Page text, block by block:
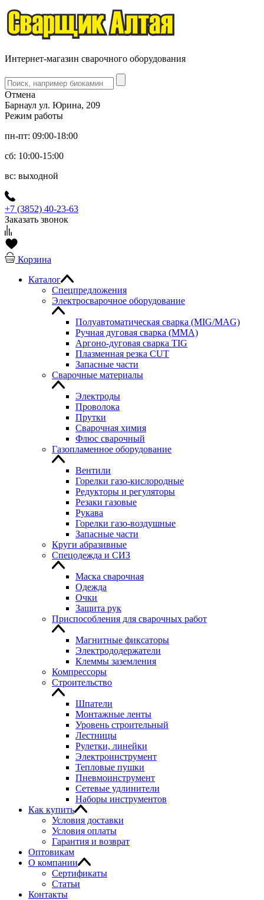
Интернет-магазин сварочного оборудования
Отмена
Барнаул ул. Юрина, 209
Режим работы
пн-пт: 09:00-18:00
сб: 10:00-15:00
вс: выходной
+7 (3852) 40-23-63
Заказать звонок
Корзина
Каталог
Спецпредложения
Электросварочное оборудование
Полуавтоматическая сварка (MIG/MAG)
Ручная дуговая сварка (MMA)
Аргоно-дуговая сварка TIG
Плазменная резка CUT
Запасные части
Сварочные материалы
Электроды
Проволока
Прутки
Сварочная химия
Флюс сварочный
Газопламенное оборудование
Вентили
Горелки газо-кислородные
Редукторы и регуляторы
Резаки газовые
Рукава
Горелки газо-воздушные
Запасные части
Круги абразивные
Спецодежда и СИЗ
Маска сварочная
Одежда
Очки
Защита рук
Приспособления для сварочных работ
Магнитные фиксаторы
Электрододержатели
Клеммы заземления
Компрессоры
Строительство
Шпатели
Монтажные ленты
Уровень строительный
Лестницы
Рулетки, линейки
Электроинструмент
Тепловые пушки
Пневмоинструмент
Сетевые удлинители
Наборы инструментов
Как купить
Условия доставки
Условия оплаты
Гарантия и возврат
Оптовикам
О компании
Сертификаты
Статьи
Контакты